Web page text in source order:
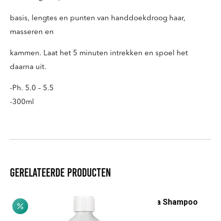
basis, lengtes en punten van handdoekdroog haar,
masseren en
kammen. Laat het 5 minuten intrekken en spoel het
daarna uit.
-Ph. 5.0 – 5.5
-300ml
Gerelateerde producten
Biancospino & Aloë Vera Shampoo
€8,20 €18,75